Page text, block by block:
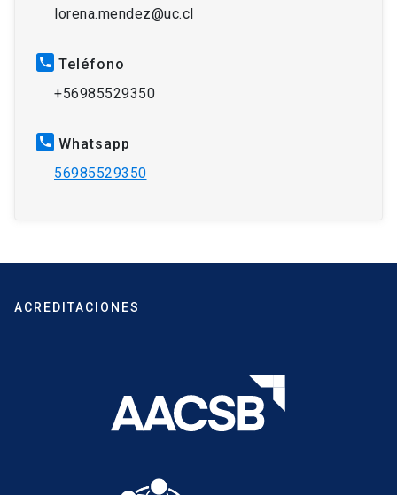
lorena.mendez@uc.cl
phone Teléfono
+56985529350
phone Whatsapp
56985529350
ACREDITACIONES